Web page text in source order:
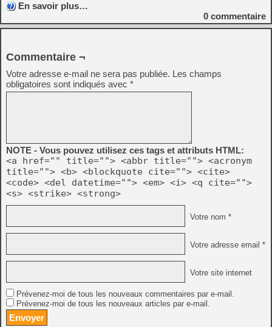
En savoir plus…
0 commentaire
Commentaire ¬
Votre adresse e-mail ne sera pas publiée. Les champs
obligatoires sont indiqués avec *
NOTE - Vous pouvez utilisez ces tags et attributs HTML:
<a href="" title=""> <abbr title=""> <acronym
title=""> <b> <blockquote cite=""> <cite>
<code> <del datetime=""> <em> <i> <q cite="">
<s> <strike> <strong>
Votre nom *
Votre adresse email *
Votre site internet
Prévenez-moi de tous les nouveaux commentaires par e-mail.
Prévenez-moi de tous les nouveaux articles par e-mail.